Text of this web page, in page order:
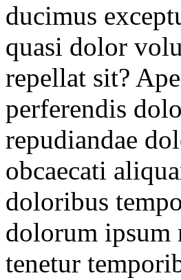
ducimus
quasi dolor
repellat sit?
perferendis
repudiandae
obcaecati
doloribus
dolorum ipsum
tenetur